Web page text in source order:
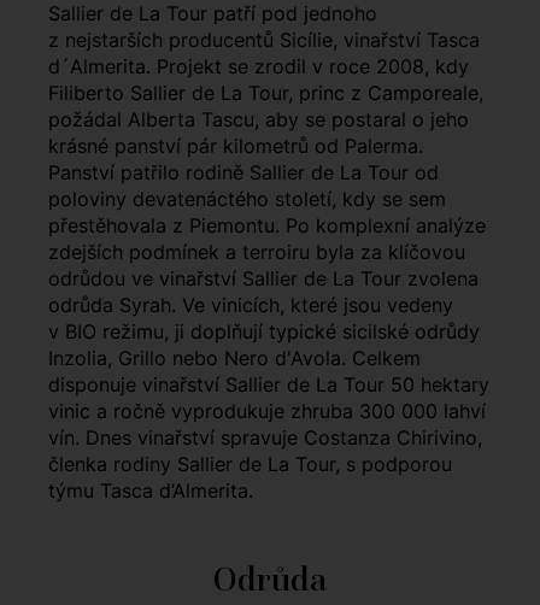
Sallier de La Tour patří pod jednoho
z nejstarších producentů Sicílie, vinařství Tasca
d´Almerita. Projekt se zrodil v roce 2008, kdy
Filiberto Sallier de La Tour, princ z Camporeale,
požádal Alberta Tascu, aby se postaral o jeho
krásné panství pár kilometrů od Palerma.
Panství patřilo rodině Sallier de La Tour od
poloviny devatenáctého století, kdy se sem
přestěhovala z Piemontu. Po komplexní analýze
zdejších podmínek a terroiru byla za klíčovou
odrůdou ve vinařství Sallier de La Tour zvolena
odrůda Syrah. Ve vinicích, které jsou vedeny
v BIO režimu, ji doplňují typické sicilské odrůdy
Inzolia, Grillo nebo Nero d'Avola. Celkem
disponuje vinařství Sallier de La Tour 50 hektary
vinic a ročně vyprodukuje zhruba 300 000 lahví
vín. Dnes vinařství spravuje Costanza Chirivino,
členka rodiny Sallier de La Tour, s podporou
týmu Tasca d’Almerita.
Odrůda